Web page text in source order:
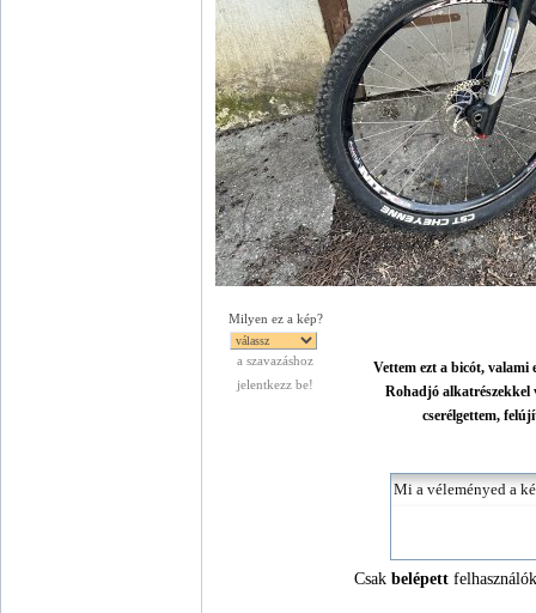
Milyen ez a kép?
a szavazáshoz
jelentkezz be!
Vettem ezt a bicót, valami
Rohadjó alkatrészekkel
cserélgettem,
Csakbelépett